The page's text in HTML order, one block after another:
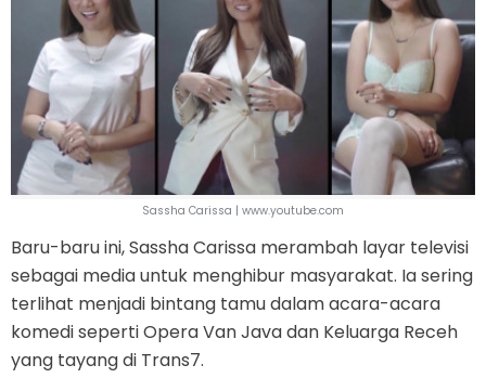
Sassha Carissa | www.youtube.com
Baru-baru ini, Sassha Carissa merambah layar televisi
sebagai media untuk menghibur masyarakat. Ia sering
terlihat menjadi bintang tamu dalam acara-acara
komedi seperti Opera Van Java dan Keluarga Receh
yang tayang di Trans7.